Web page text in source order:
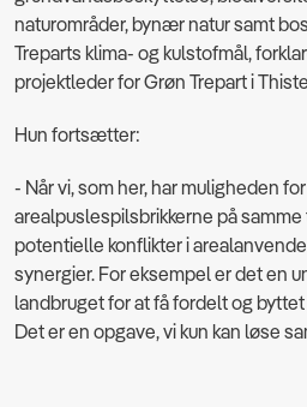
naturområder, bynær natur samt
Treparts klima- og kulstofmål,
projektleder for Grøn Trepart i
Hun fortsætter:
- Når vi, som her, har muligheden
arealpuslespilsbrikkerne på samme
potentielle konflikter i
synergier. For eksempel er det en
landbruget for at få fordelt og
Det er en opgave, vi kun kan løse